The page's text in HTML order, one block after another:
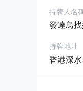
持牌人名
發達鳥
持牌地址
香港深